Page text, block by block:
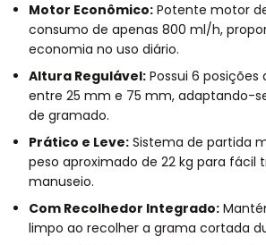
Motor Econômico: Potente motor
consumo de apenas 800 ml/h,
economia no uso diário.
Altura Regulável: Possui 6
entre 25 mm e 75 mm, adaptando-
de gramado.
Prático e Leve: Sistema de partida
peso aproximado de 22 kg para fácil
manuseio.
Com Recolhedor Integrado:
limpo ao recolher a grama cortada